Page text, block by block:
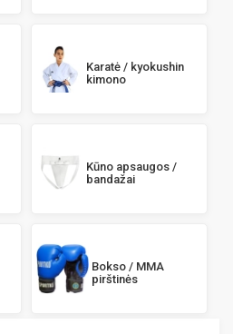
Karatė / kyokushin
kimono
Kūno apsaugos /
bandažai
Bokso / MMA
pirštinės